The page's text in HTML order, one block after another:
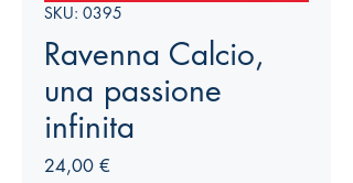
SKU: 0395
Ravenna Calcio,
una passione
infinita
24,00 €